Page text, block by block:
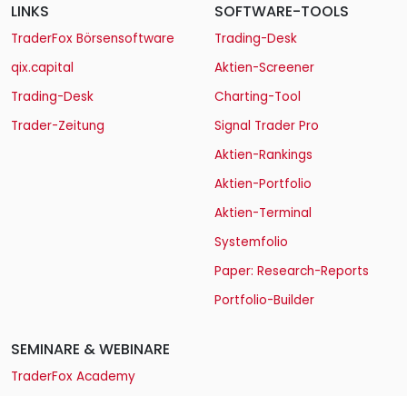
LINKS
TraderFox Börsensoftware
qix.capital
Trading-Desk
Trader-Zeitung
SOFTWARE-TOOLS
Trading-Desk
Aktien-Screener
Charting-Tool
Signal Trader Pro
Aktien-Rankings
Aktien-Portfolio
Aktien-Terminal
Systemfolio
Paper: Research-Reports
Portfolio-Builder
SEMINARE & WEBINARE
TraderFox Academy